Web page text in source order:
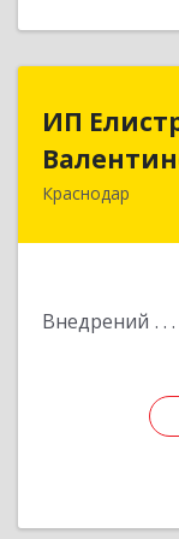
ИП
Краснодар
Внедрений
350900,